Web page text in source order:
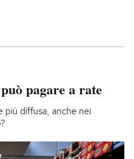
pagare a rate
più diffusa, anche nei